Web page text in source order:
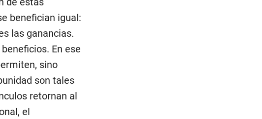
benefician igual:
las ganancias.
En ese
sino
son tales
retornan al
el